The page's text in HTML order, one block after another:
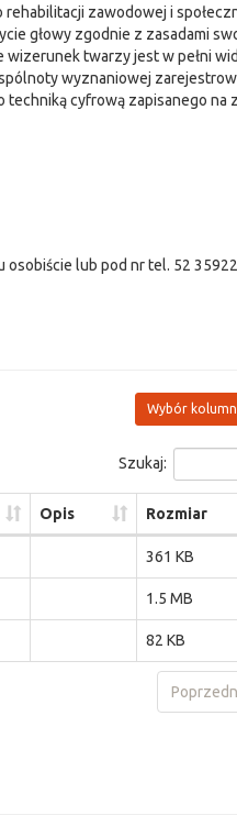
zawodowej i
głowy zgodnie z zasadami
wizerunek twarzy jest w pełni
wyznaniowej
cyfrową zapisanego na
lub pod nr tel. 52
Wybór kolumn
Szukaj:
Opis Rozmiar
361 KB
1.5 MB
82 KB